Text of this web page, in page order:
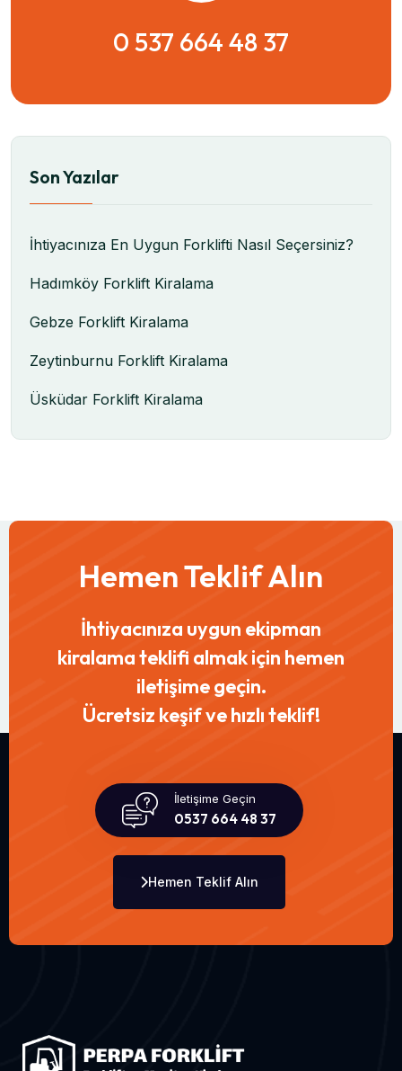
0 537 664 48 37
Son Yazılar
İhtiyacınıza En Uygun Forklifti Nasıl Seçersiniz?
Hadımköy Forklift Kiralama
Gebze Forklift Kiralama
Zeytinburnu Forklift Kiralama
Üsküdar Forklift Kiralama
Hemen Teklif Alın
İhtiyacınıza uygun ekipman
kiralama teklifi almak için hemen
iletişime geçin.
Ücretsiz keşif ve hızlı teklif!
0537 664 48 37
İletişime Geçin
Hemen Teklif Alın